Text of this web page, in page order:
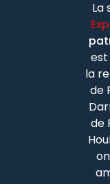
La
est
la
de
de